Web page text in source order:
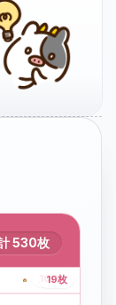
530枚
107枚
19枚